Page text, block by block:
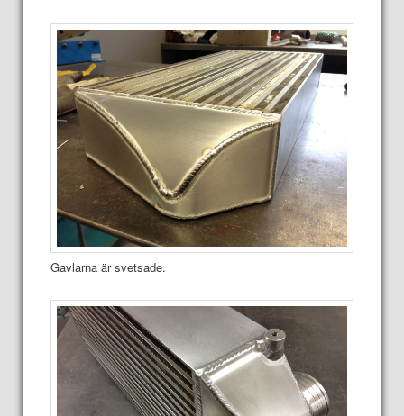
Gavlarna är svetsade.